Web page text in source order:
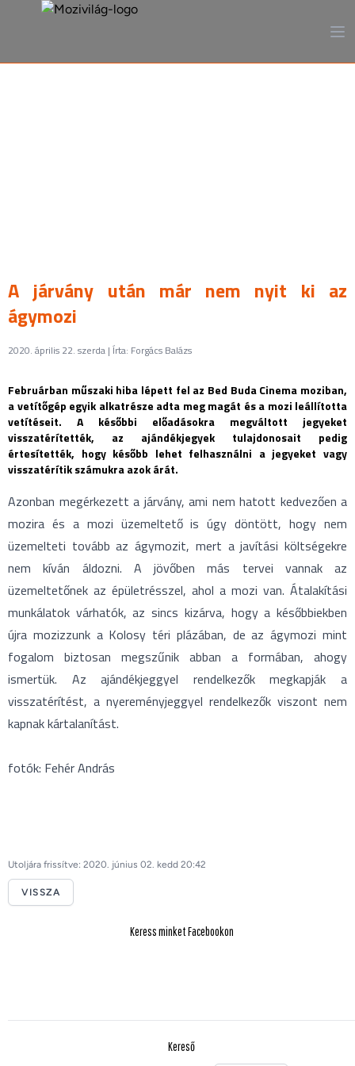
A járvány után már nem nyit ki az
ágymozi
2020. április 22. szerda | Írta: Forgács Balázs
Februárban műszaki hiba lépett fel az Bed Buda Cinema moziban,
a vetítőgép egyik alkatrésze adta meg magát és a mozi leállította
vetítéseit. A későbbi előadásokra megváltott jegyeket
visszatérítették, az ajándékjegyek tulajdonosait pedig
értesítették, hogy később lehet felhasználni a jegyeket vagy
visszatérítik számukra azok árát.
Azonban megérkezett a járvány, ami nem hatott kedvezően a
mozira és a mozi üzemeltető is úgy döntött, hogy nem
üzemelteti tovább az ágymozit, mert a javítási költségekre
nem kíván áldozni. A jövőben más tervei vannak az
üzemeltetőnek az épületrésszel, ahol a mozi van. Átalakítási
munkálatok várhatók, az sincs kizárva, hogy a későbbiekben
újra mozizzunk a Kolosy téri plázában, de az ágymozi mint
fogalom biztosan megszűnik abban a formában, ahogy
ismertük. Az ajándékjeggyel rendelkezők megkapják a
visszatérítést, a nyereményjeggyel rendelkezők viszont nem
kapnak kártalanítást.
fotók: Fehér András
Utoljára frissítve: 2020. június 02. kedd 20:42
VISSZA
Keress minket Facebookon
Kereső